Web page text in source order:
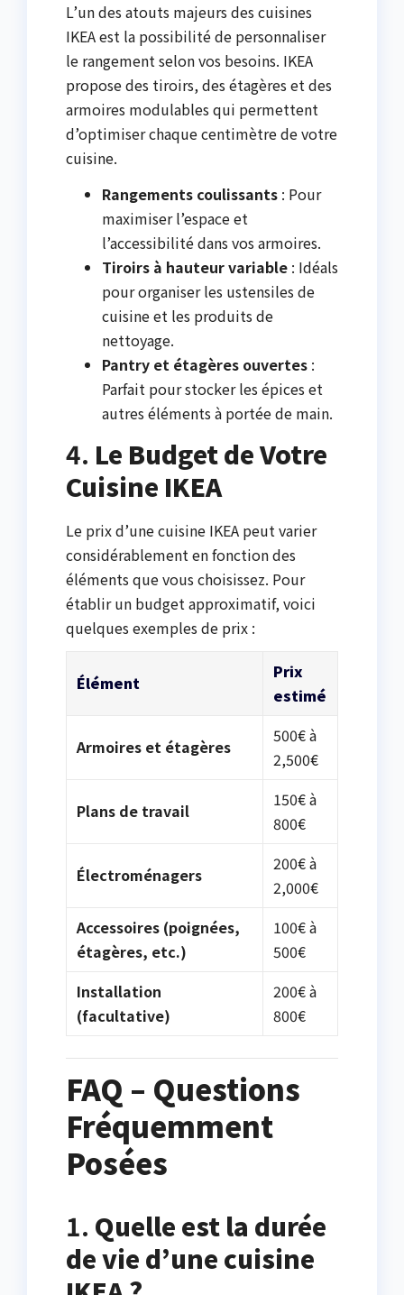
L’un des atouts majeurs des cuisines
IKEA est la possibilité de personnaliser
le rangement selon vos besoins. IKEA
propose des tiroirs, des étagères et des
armoires modulables qui permettent
d’optimiser chaque centimètre de votre
cuisine.
Rangements coulissants: Pour
maximiser l’espace et
l’accessibilité dans vos armoires.
Tiroirs à hauteur variable: Idéals
pour organiser les ustensiles de
cuisine et les produits de
nettoyage.
Pantry et étagères ouvertes:
Parfait pour stocker les épices et
autres éléments à portée de main.
4. Le Budget de Votre
Cuisine IKEA
Le prix d’une cuisine IKEA peut varier
considérablement en fonction des
éléments que vous choisissez. Pour
établir un budget approximatif, voici
quelques exemples de prix :
Élément
Prix
estimé
Armoires et étagères
500€ à
2,500€
Plans de travail
150€ à
800€
Électroménagers
200€ à
2,000€
Accessoires (poignées,
étagères, etc.)
100€ à
500€
Installation
(facultative)
200€ à
800€
FAQ – Questions
Fréquemment
Posées
1. Quelle est la durée
de vie d’une cuisine